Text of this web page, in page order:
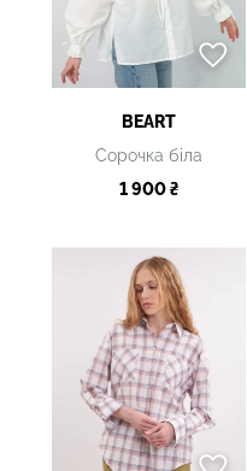
BEART
Сорочка біла
1 900 ₴